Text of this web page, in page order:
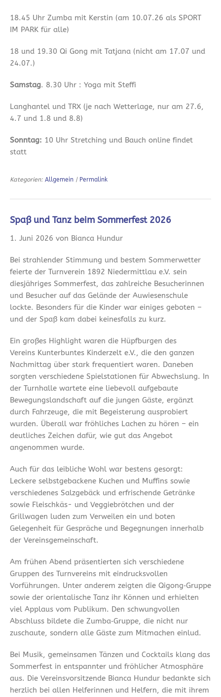
18.45 Uhr Zumba mit Kerstin (am 10.07.26 als SPORT
IM PARK für alle)
18 und 19.30 Qi Gong mit Tatjana (nicht am 17.07 und
24.07.)
Samstag. 8.30 Uhr : Yoga mit Steffi
Langhantel und TRX (je nach Wetterlage, nur am 27.6,
4.7 und 1.8 und 8.8)
Sonntag: 10 Uhr Stretching und Bauch online findet
statt
Kategorien: Allgemein | Permalink
Spaß und Tanz beim Sommerfest 2026
1. Juni 2026 von Bianca Hundur
Bei strahlender Stimmung und bestem Sommerwetter
feierte der Turnverein 1892 Niedermittlau e.V. sein
diesjähriges Sommerfest, das zahlreiche Besucherinnen
und Besucher auf das Gelände der Auwiesenschule
lockte. Besonders für die Kinder war einiges geboten –
und der Spaß kam dabei keinesfalls zu kurz.
Ein großes Highlight waren die Hüpfburgen des
Vereins Kunterbuntes Kinderzelt e.V., die den ganzen
Nachmittag über stark frequentiert waren. Daneben
sorgten verschiedene Spielstationen für Abwechslung. In
der Turnhalle wartete eine liebevoll aufgebaute
Bewegungslandschaft auf die jungen Gäste, ergänzt
durch Fahrzeuge, die mit Begeisterung ausprobiert
wurden. Überall war fröhliches Lachen zu hören – ein
deutliches Zeichen dafür, wie gut das Angebot
angenommen wurde.
Auch für das leibliche Wohl war bestens gesorgt:
Leckere selbstgebackene Kuchen und Muffins sowie
verschiedenes Salzgebäck und erfrischende Getränke
sowie Fleischkäs- und Veggiebrötchen und der
Grillwagen luden zum Verweilen ein und boten
Gelegenheit für Gespräche und Begegnungen innerhalb
der Vereinsgemeinschaft.
Am frühen Abend präsentierten sich verschiedene
Gruppen des Turnvereins mit eindrucksvollen
Vorführungen. Unter anderem zeigten die Qigong‑Gruppe
sowie der orientalische Tanz ihr Können und erhielten
viel Applaus vom Publikum. Den schwungvollen
Abschluss bildete die Zumba‑Gruppe, die nicht nur
zuschaute, sondern alle Gäste zum Mitmachen einlud.
Bei Musik, gemeinsamen Tänzen und Cocktails klang das
Sommerfest in entspannter und fröhlicher Atmosphäre
aus. Die Vereinsvorsitzende Bianca Hundur bedankte sich
herzlich bei allen Helferinnen und Helfern, die mit ihrem